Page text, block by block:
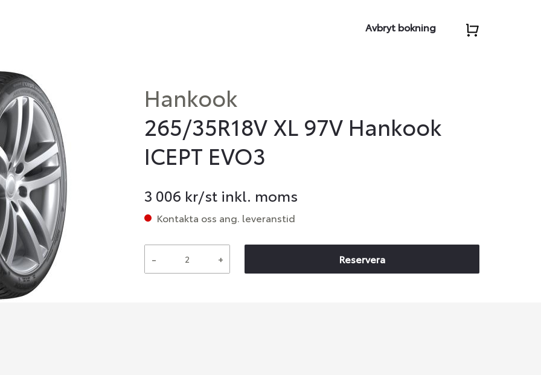
Avbryt bokning
Hankook
265/35R18V XL 97V Hankook
ICEPT EVO3
3 006 kr/st inkl. moms
Kontakta oss ang. leveranstid
- + Reservera